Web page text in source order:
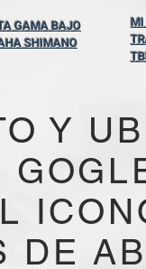
GAMA BAJO
SHIMANO
MI
Y
DE